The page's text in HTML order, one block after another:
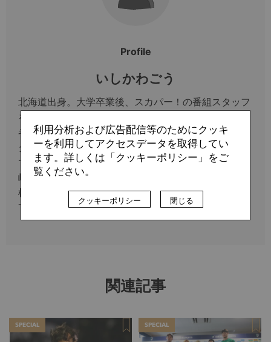
Profile
いしかわごう
北海道出身。大学卒業後、スカパー！の番組スタッフ
を経て、サッカー専門新聞『EL GOLAZO』の担当記
者として活動。現在はフリーランスとして川崎フロン
ターレを取材し、専門誌を中心に寄稿。著書に『将棋
でサッカーが面白くなる本』（朝日新聞出版）、『川
崎フロンターレあるある』（TOブックス）など。将
棋はアマ三段（日本将棋連盟三段免状所有）。
Twitterアカウント：@ishikawago
関連記事
SPECIAL SPECIAL
利用分析および広告配信等のためにクッキ
ーを利用してアクセスデータを取得してい
ます。詳しくは「クッキーポリシー」をご
覧ください。
クッキーポリシー 閉じる